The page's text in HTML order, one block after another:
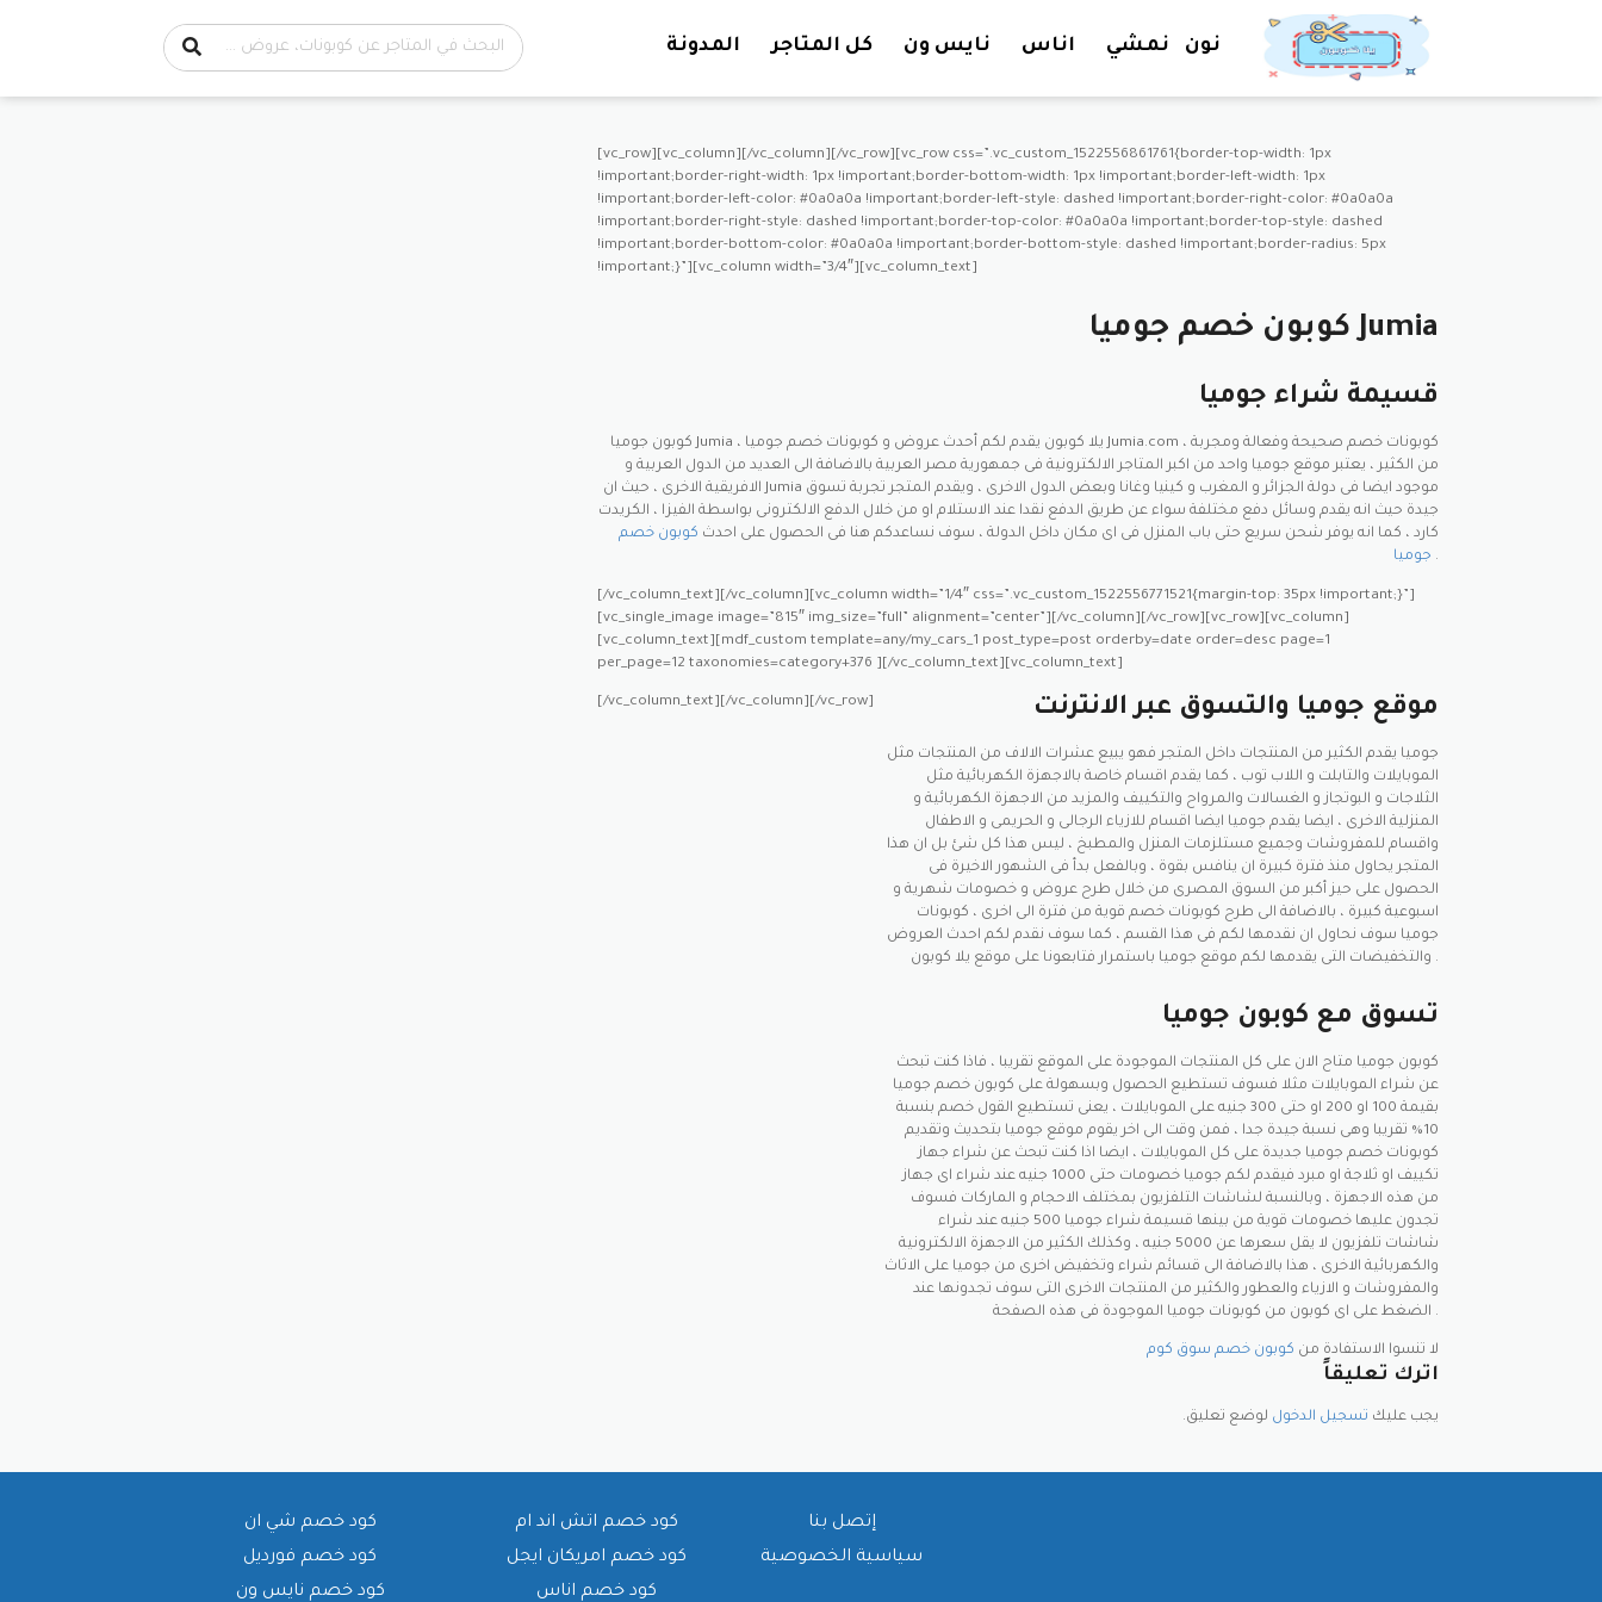
نون نمشي اناس نايس ون كل المتاجر المدونة
[vc_row][vc_column][/vc_column][/vc_row][vc_row css=”.vc_custom_1522556861761{border-top-width: 1px
!important;border-right-width: 1px !important;border-bottom-width: 1px !important;border-left-width: 1px
!important;border-left-color: #0a0a0a !important;border-left-style: dashed !important;border-right-color: #0a0a0a
!important;border-right-style: dashed !important;border-top-color: #0a0a0a !important;border-top-style: dashed
!important;border-bottom-color: #0a0a0a !important;border-bottom-style: dashed !important;border-radius: 5px
!important;}”][vc_column width=”3/4″][vc_column_text]
كوبون خصم جوميا Jumia
قسيمة شراء جوميا
كوبون جوميا Jumia ، يلا كوبون يقدم لكم أحدث عروض و كوبونات خصم جوميا Jumia.com ، كوبونات خصم صحيحة وفعالة ومجربة
من الكثير ، يعتبر موقع جوميا واحد من اكبر المتاجر الالكترونية فى جمهورية مصر العربية بالاضافة الى العديد من الدول العربية و
الافريقية الاخرى ، حيث ان Jumia موجود ايضا فى دولة الجزائر و المغرب و كينيا وغانا وبعض الدول الاخرى ، ويقدم المتجر تجربة تسوق
جيدة حيث انه يقدم وسائل دفع مختلفة سواء عن طريق الدفع نقدا عند الاستلام او من خلال الدفع الالكترونى بواسطة الفيزا ، الكريدت
كارد ، كما انه يوفر شحن سريع حتى باب المنزل فى اى مكان داخل الدولة ، سوف نساعدكم هنا فى الحصول على احدث كوبون خصم
جوميا .
[/vc_column_text][/vc_column][vc_column width=”1/4″ css=”.vc_custom_1522556771521{margin-top: 35px !important;}”]
[vc_single_image image=”815″ img_size=”full” alignment=”center”][/vc_column][/vc_row][vc_row][vc_column]
[vc_column_text][mdf_custom template=any/my_cars_1 post_type=post orderby=date order=desc page=1
per_page=12 taxonomies=category+376 ][/vc_column_text][vc_column_text]
موقع جوميا والتسوق عبر الانترنت
جوميا يقدم الكثير من المنتجات داخل المتجر فهو يبيع عشرات الالاف من المنتجات مثل
الموبايلات والتابلت و اللاب توب ، كما يقدم اقسام خاصة بالاجهزة الكهربائية مثل
الثلاجات و البوتجاز و الغسالات والمرواح والتكييف والمزيد من الاجهزة الكهربائية و
المنزلية الاخرى ، ايضا يقدم جوميا ايضا اقسام للازياء الرجالى و الحريمى و الاطفال
واقسام للمفروشات وجميع مستلزمات المنزل والمطبخ ، ليس هذا كل شئ بل ان هذا
المتجر يحاول منذ فترة كبيرة ان ينافس بقوة ، وبالفعل بدأ فى الشهور الاخيرة فى
الحصول على حيز أكبر من السوق المصرى من خلال طرح عروض و خصومات شهرية و
اسبوعية كبيرة ، بالاضافة الى طرح كوبونات خصم قوية من فترة الى اخرى ، كوبونات
جوميا سوف نحاول ان نقدمها لكم فى هذا القسم ، كما سوف نقدم لكم احدث العروض
والتخفيضات التى يقدمها لكم موقع جوميا باستمرار فتابعونا على موقع يلا كوبون .
تسوق مع كوبون جوميا
كوبون جوميا متاح الان على كل المنتجات الموجودة على الموقع تقريبا ، فاذا كنت تبحث
عن شراء الموبايلات مثلا فسوف تستطيع الحصول وبسهولة على كوبون خصم جوميا
بقيمة 100 او 200 او حتى 300 جنيه على الموبايلات ، يعنى تستطيع القول خصم بنسبة
10% تقريبا وهى نسبة جيدة جدا ، فمن وقت الى اخر يقوم موقع جوميا بتحديث وتقديم
كوبونات خصم جوميا جديدة على كل الموبايلات ، ايضا اذا كنت تبحث عن شراء جهاز
تكييف او ثلاجة او مبرد فيقدم لكم جوميا خصومات حتى 1000 جنيه عند شراء اى جهاز
من هذه الاجهزة ، وبالنسبة لشاشات التلفزيون بمختلف الاحجام و الماركات فسوف
تجدون عليها خصومات قوية من بينها قسيمة شراء جوميا 500 جنيه عند شراء
شاشات تلفزيون لا يقل سعرها عن 5000 جنيه ، وكذلك الكثير من الاجهزة الالكترونية
والكهربائية الاخرى ، هذا بالاضافة الى قسائم شراء وتخفيض اخرى من جوميا على الاثاث
والمفروشات و الازياء والعطور والكثير من المنتجات الاخرى التى سوف تجدونها عند
الضغط على اى كوبون من كوبونات جوميا الموجودة فى هذه الصفحة .
لا تنسوا الاستفادة من كوبون خصم سوق كوم
[/vc_column_text][/vc_column][/vc_row]
اترك تعليقاً
يجب عليك تسجيل الدخول لوضع تعليق.
إتصل بنا
سياسية الخصوصية
كود خصم اتش اند ام
كود خصم امريكان ايجل
كود خصم اناس
كود خصم شي ان
كود خصم فورديل
كود خصم نايس ون